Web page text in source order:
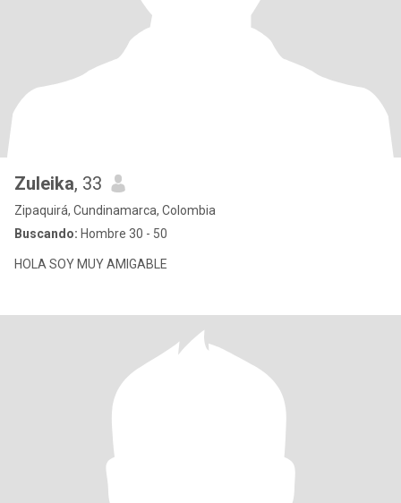
Zuleika, 33
Zipaquirá, Cundinamarca, Colombia
Buscando: Hombre 30 - 50
HOLA SOY MUY AMIGABLE